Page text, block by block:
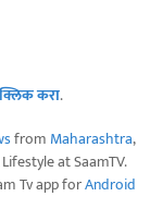
क्लिक करा.
from Maharashtra,
at SaamTV.
Tv app forAndroid